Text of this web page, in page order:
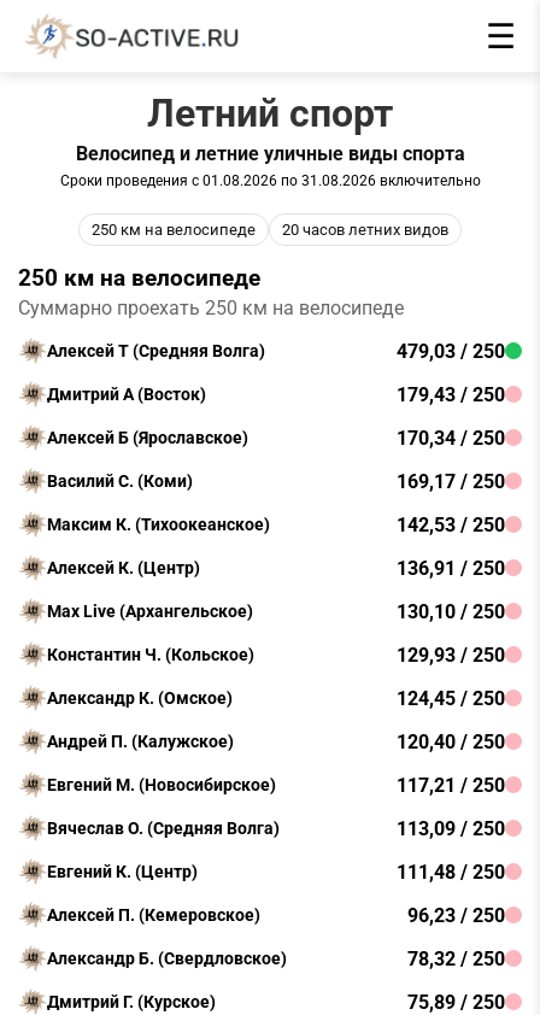
☰
Летний спорт
Велосипед и летние уличные виды спорта
Сроки проведения с 01.08.2026 по 31.08.2026 включительно
250 км на велосипеде 20 часов летних видов
250 км на велосипеде
Суммарно проехать 250 км на велосипеде
Алексей Т (Средняя Волга) 479,03 / 250
Дмитрий А (Восток) 179,43 / 250
Алексей Б (Ярославское) 170,34 / 250
Василий С. (Коми) 169,17 / 250
Максим К. (Тихоокеанское) 142,53 / 250
Алексей К. (Центр) 136,91 / 250
Max Live (Архангельское) 130,10 / 250
Константин Ч. (Кольское) 129,93 / 250
Александр К. (Омское) 124,45 / 250
Андрей П. (Калужское) 120,40 / 250
Евгений М. (Новосибирское) 117,21 / 250
Вячеслав О. (Средняя Волга) 113,09 / 250
Евгений К. (Центр) 111,48 / 250
Алексей П. (Кемеровское) 96,23 / 250
Александр Б. (Свердловское) 78,32 / 250
Дмитрий Г. (Курское) 75,89 / 250